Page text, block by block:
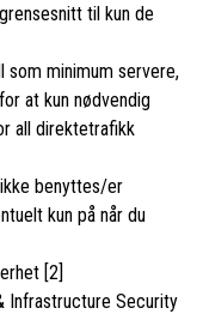
til kun de
som minimum servere,
at kun nødvendig
all direktetrafikk
benyttes/er
kun på når du
[2]
Infrastructure Security